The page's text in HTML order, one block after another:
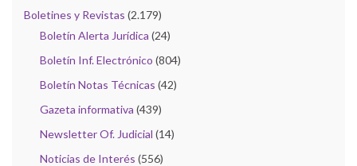
Boletines y Revistas (2.179)
Boletín Alerta Jurídica (24)
Boletín Inf. Electrónico (804)
Boletín Notas Técnicas (42)
Gazeta informativa (439)
Newsletter Of. Judicial (14)
Noticias de Interés (556)